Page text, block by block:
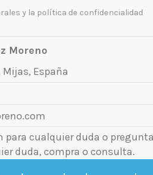
y la política de confidencialidad
Moreno
España
para cualquier duda o
duda, compra o consulta.